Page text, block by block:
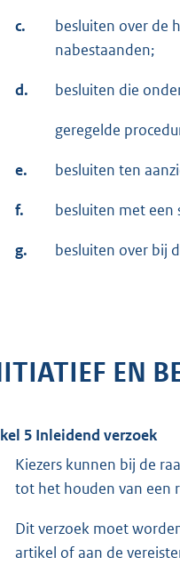
c.
besluiten over de
nabestaanden;
d. besluiten die
geregelde
e. besluiten ten
f. besluiten met een
g. besluiten over bij
EN
5 Inleidend verzoek
Kiezers kunnen bij de
tot het houden van een
Dit verzoek moet
artikel of aan de